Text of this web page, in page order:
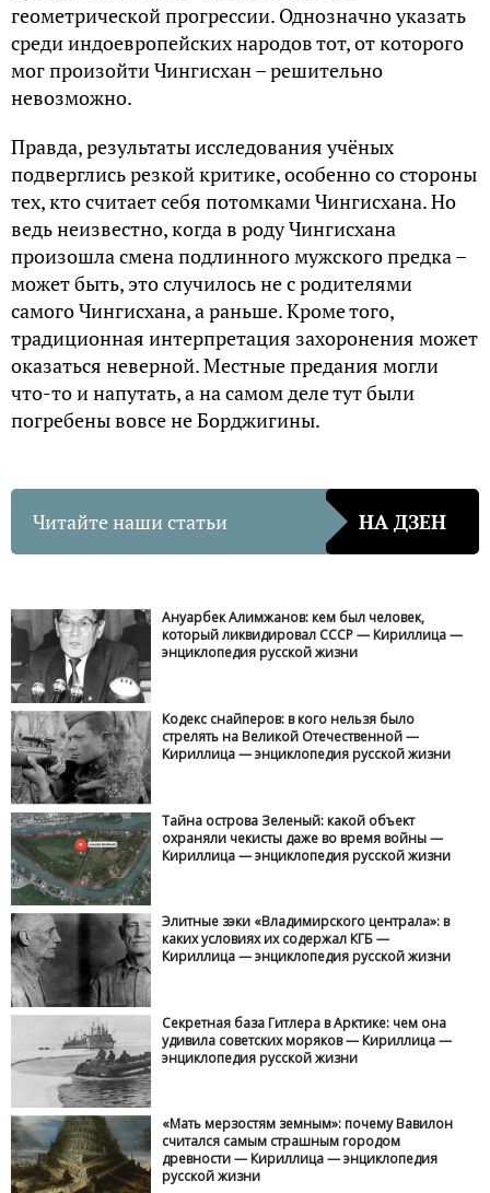
геометрической прогрессии. Однозначно указать
среди индоевропейских народов тот, от которого
мог произойти Чингисхан – решительно
невозможно.
Правда, результаты исследования учёных
подверглись резкой критике, особенно со стороны
тех, кто считает себя потомками Чингисхана. Но
ведь неизвестно, когда в роду Чингисхана
произошла смена подлинного мужского предка –
может быть, это случилось не с родителями
самого Чингисхана, а раньше. Кроме того,
традиционная интерпретация захоронения может
оказаться неверной. Местные предания могли
что-то и напутать, а на самом деле тут были
погребены вовсе не Борджигины.
Читайте наши статьи НА ДЗЕН
Ануарбек Алимжанов: кем был человек,
который ликвидировал СССР — Кириллица —
энциклопедия русской жизни
Кодекс снайперов: в кого нельзя было
стрелять на Великой Отечественной —
Кириллица — энциклопедия русской жизни
Тайна острова Зеленый: какой объект
охраняли чекисты даже во время войны —
Кириллица — энциклопедия русской жизни
Элитные зэки «Владимирского централа»: в
каких условиях их содержал КГБ —
Кириллица — энциклопедия русской жизни
Секретная база Гитлера в Арктике: чем она
удивила советских моряков — Кириллица —
энциклопедия русской жизни
«Мать мерзостям земным»: почему Вавилон
считался самым страшным городом
древности — Кириллица — энциклопедия
русской жизни